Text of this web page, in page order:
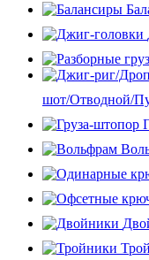
шот/Отводной/